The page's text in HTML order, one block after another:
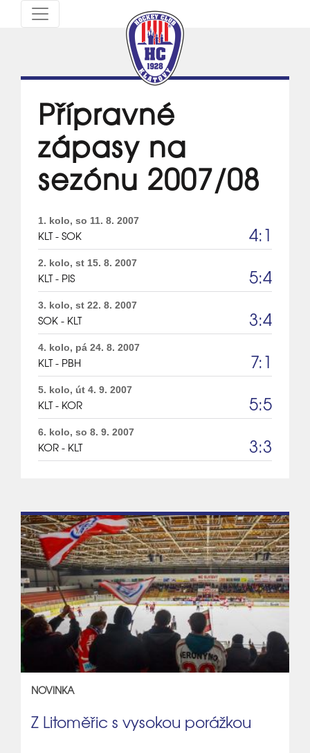
Přípravné
zápasy na
sezónu 2007/08
1. kolo, so 11. 8. 2007
KLT - SOK 4:1
2. kolo, st 15. 8. 2007
KLT - PIS 5:4
3. kolo, st 22. 8. 2007
SOK - KLT 3:4
4. kolo, pá 24. 8. 2007
KLT - PBH 7:1
5. kolo, út 4. 9. 2007
KLT - KOR 5:5
6. kolo, so 8. 9. 2007
KOR - KLT 3:3
NOVINKA
Z Litoměřic s vysokou porážkou